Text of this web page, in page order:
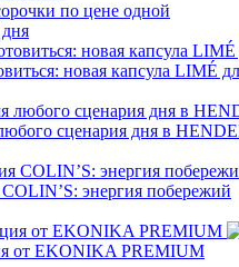
по цене одной
новая капсула LIMÉ
сценария дня в
энергия побережий
от EKONIKA PREMIUM